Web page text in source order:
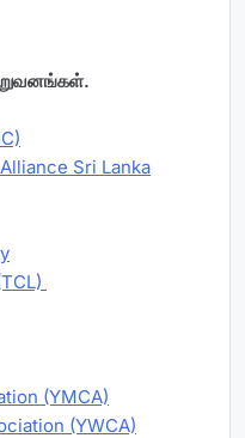
Sri Lanka
(YMCA)
(YWCA)